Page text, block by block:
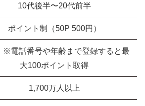
10代後半〜20代前半
ポイント制（50P 500円）
電話番号や年齢まで登録すると最
大100ポイント取得
1,700万人以上